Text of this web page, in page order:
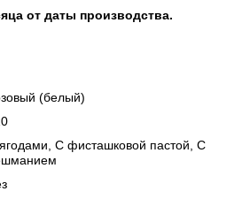
от даты производства.
(белый)
С фисташковой пастой, С